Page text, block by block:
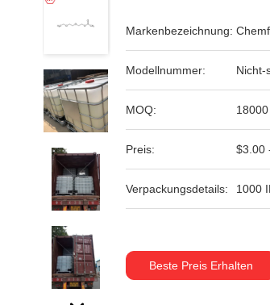
Markenbezeichnung:
Modellnummer: Nicht-
MOQ:
Preis: $3.00
Verpackungsdetails: 1000
Beste Preis Erhalten